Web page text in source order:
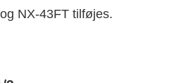
NX-43FT tilføjes.